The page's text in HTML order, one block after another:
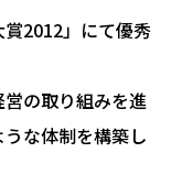
2012」にて優秀
の取り組みを進
な体制を構築し